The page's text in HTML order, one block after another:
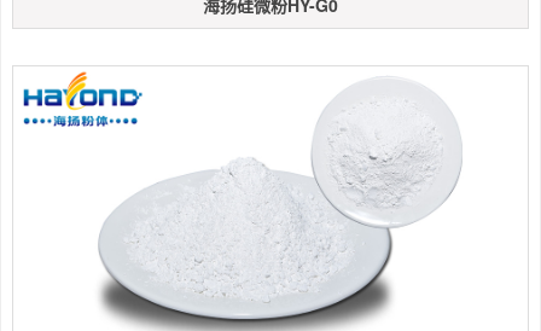
海扬硅微粉HY-G0